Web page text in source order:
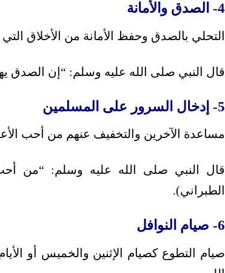
4- الصدق والأمانة
التحلي بالصدق وحفظ الأمانة من الأخلاق
قال النبي صلى الله عليه وسلم: “إن الصدق
5- إدخال السرور على المسلمين
مساعدة الآخرين والتخفيف عنهم من أحب
قال النبي صلى الله عليه وسلم: “من
الطبراني).
6- صيام النوافل
صيام التطوع كصيام الإثنين والخميس أو